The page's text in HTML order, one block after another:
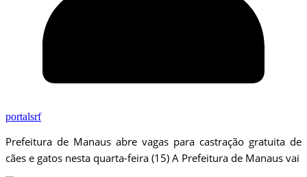
portalsrf
Prefeitura de Manaus abre vagas para castração gratuita de
cães e gatos nesta quarta-feira (15) A Prefeitura de Manaus vai